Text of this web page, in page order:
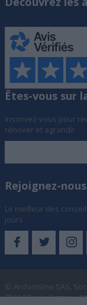
Êtes-vous sur
Inscrivez-vous pour
rénover et agrandir
Rejoignez-nous
Le meilleur des
jours
© Archionline SAS,
75010 Paris, France -